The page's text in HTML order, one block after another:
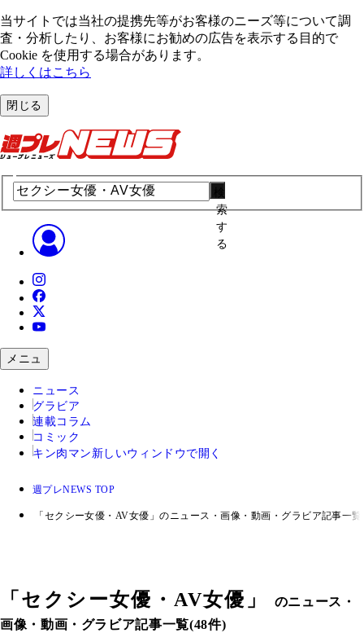
当サイトでは当社の提携先等がお客様のニーズ等について調
査・分析したり、お客様にお勧めの広告を表⽰する⽬的で
Cookie を使⽤する場合があります。
詳しくはこちら
閉じる
索
す
る
メニュ
ニュース
グラビア
連載コラム
コミック
キン肉マン 新しいウィンドウで開く
週プレNEWS TOP
「セクシー女優・AV女優」のニュース・画像・動画・グラビア記事一覧
「 セクシー女優・AV女優 」
のニュース・
画像・動画・グラビア記事一覧(48件)